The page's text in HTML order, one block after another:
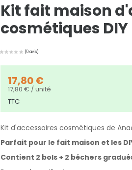
Kit fait maison
cosmétiques DIY
17,80 €
17,80 € / unité
TTC
Kit d'accessoires cosmétiques de
Parfait pour le fait maison et les
Contient 2 bols + 2 béchers